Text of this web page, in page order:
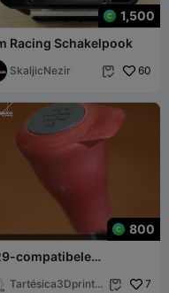
1,500
Racing Schakelpook
SkaljicNezir  60
800
compatibele
Tartésica3Dprintin
 7